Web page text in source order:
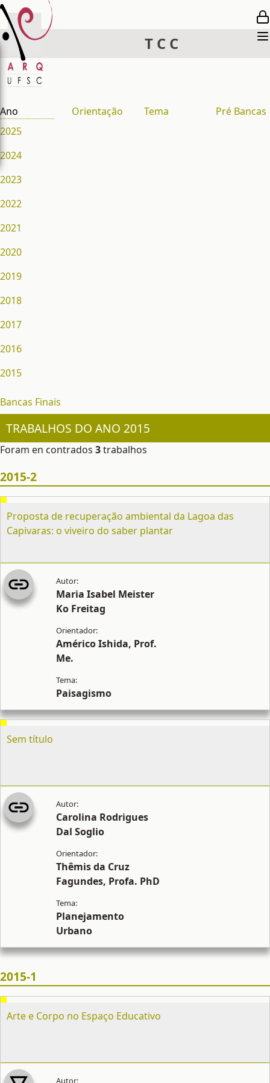
TCC
Ano
2025
2024
2023
2022
2021
2020
2019
2018
2017
2016
2015
Orientação Tema Pré Bancas
Bancas Finais
TRABALHOS DO ANO 2015
Foram en contrados 3trabalhos
2015-2
Proposta de recuperação ambiental da Lagoa das
Capivaras: o viveiro do saber plantar
Maria Isabel Meister
Ko Freitag
Américo Ishida, Prof.
Me.
Paisagismo
Sem título
Carolina Rodrigues
Dal Soglio
Thêmis da Cruz
Fagundes, Profa. PhD
Planejamento
Urbano
2015-1
Arte e Corpo no Espaço Educativo